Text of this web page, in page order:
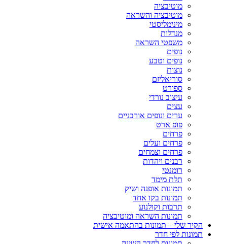
מוטיבציה
מוטיבציה והשראה
מינימליסטי
מנדלות
משפטי השראה
נופים
נופים וטבע
נוצות
סוריאליזם
ספורט
עיצוב נורדי
עצים
ערים ונופים אורבניים
פופ ארט
פרחים
פרחים ועלים
פרחים וצמחים
רבנים ויהדות
רומנטי
תלת מימד
תמונות אופנה ושיק
תמונות בקו אחד
תרבות וקולנוע
תמונות השראה ומוטיבציה
הקיר שלי – תמונות בהתאמה אישית
תמונות לפי חדר